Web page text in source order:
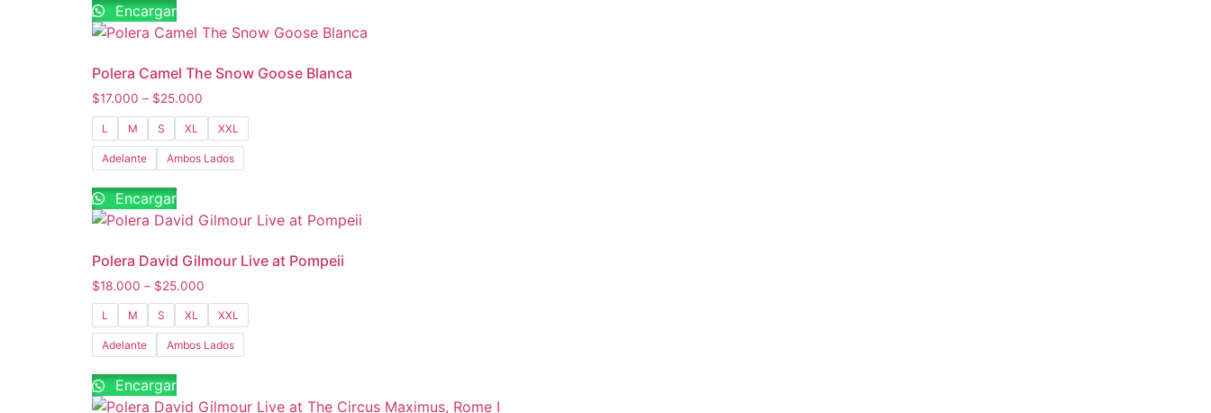
Encargar
Polera Camel The Snow Goose Blanca
$17.000 – $25.000
L M S XL XXL
Adelante Ambos Lados
Encargar
Polera David Gilmour Live at Pompeii
$18.000 – $25.000
L M S XL XXL
Adelante Ambos Lados
Encargar